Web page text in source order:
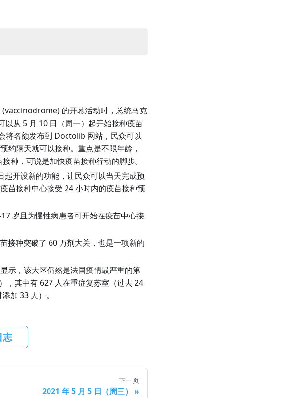
的开幕活动时，总统马克
从 5 月 10 日（周一）起开始接种疫苗
将名额发布到 Doctolib 网站，民众可以
约隔天就可以接种。重点是不限年龄，
种，可说是加快疫苗接种行动的脚步。
开设新的功能，让民众可以当天完成预
苗接种中心接受 24 小时内的疫苗接种预
岁且为慢性病患者可开始在疫苗中心接
接种突破了 60 万剂大关，也是一项新的
示，该大区仍然是法国疫情最严重的第
，其中有 627 人在重症复苏室（过去 24
加 33 人）。
志
下一页
2021 年 5 月 5 日（周三） »